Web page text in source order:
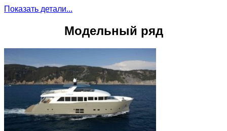
Показать детали...
Модельный ряд